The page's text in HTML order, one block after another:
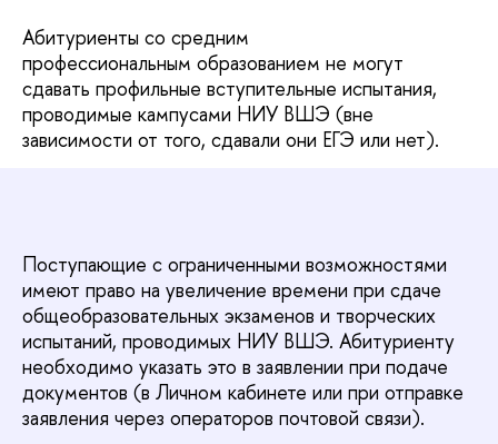
Абитуриенты со средним
профессиональным образованием не могут
сдавать профильные вступительные испытания,
проводимые кампусами НИУ ВШЭ (вне
зависимости от того, сдавали они ЕГЭ или нет).
Поступающие с ограниченными возможностями
имеют право на увеличение времени при сдаче
общеобразовательных экзаменов и творческих
испытаний, проводимых НИУ ВШЭ. Абитуриенту
необходимо указать это в заявлении при подаче
документов (в Личном кабинете или при отправке
заявления через операторов почтовой связи).